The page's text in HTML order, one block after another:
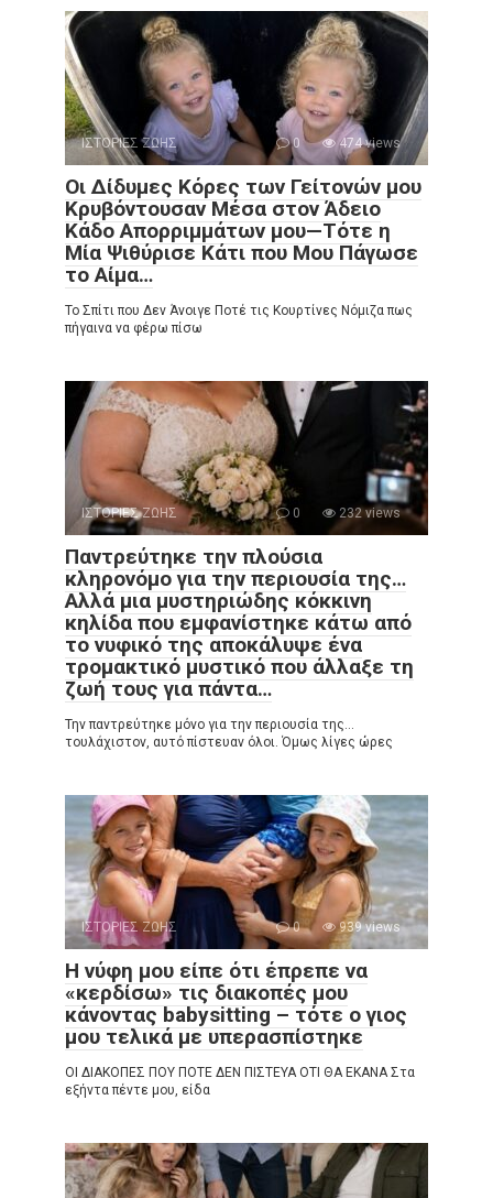
ΙΣΤΟΡΙΕΣ ΖΩΗΣ 0 474 views
Οι Δίδυμες Κόρες των Γείτονών μου
Κρυβόντουσαν Μέσα στον Άδειο
Κάδο Απορριμμάτων μου—Τότε η
Μία Ψιθύρισε Κάτι που Μου Πάγωσε
το Αίμα…
Το Σπίτι που Δεν Άνοιγε Ποτέ τις Κουρτίνες Νόμιζα πως
πήγαινα να φέρω πίσω
ΙΣΤΟΡΙΕΣ ΖΩΗΣ 0 232 views
Παντρεύτηκε την πλούσια
κληρονόμο για την περιουσία της…
Αλλά μια μυστηριώδης κόκκινη
κηλίδα που εμφανίστηκε κάτω από
το νυφικό της αποκάλυψε ένα
τρομακτικό μυστικό που άλλαξε τη
ζωή τους για πάντα…
Την παντρεύτηκε μόνο για την περιουσία της…
τουλάχιστον, αυτό πίστευαν όλοι. Όμως λίγες ώρες
ΙΣΤΟΡΙΕΣ ΖΩΗΣ 0 939 views
Η νύφη μου είπε ότι έπρεπε να
«κερδίσω» τις διακοπές μου
κάνοντας babysitting – τότε ο γιος
μου τελικά με υπερασπίστηκε
ΟΙ ΔΙΑΚΟΠΕΣ ΠΟΥ ΠΟΤΕ ΔΕΝ ΠΙΣΤΕΥΑ ΟΤΙ ΘΑ ΕΚΑΝΑ Στα
εξήντα πέντε μου, είδα